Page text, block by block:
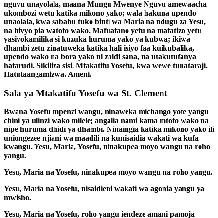
nguvu unayolala, maana Mungu Mwenye Nguvu amewaacha
ukombozi wetu katika mikono yako; wala hakuna upendo
unaolala, kwa sababu tuko binti wa Maria na ndugu za Yesu,
na hivyo pia watoto wako. Mafuatano yetu na matatizo yetu
yasiyokamilika si kuzuka huruma yako ya kubwa; ikiwa
dhambi zetu zinatuweka katika hali isiyo faa kuikubalika,
upendo wako na bora yako ni zaidi sana, na utakutufanya
hatarudi. Sikiliza sisi, Mtakatifu Yosefu, kwa wewe tunataraji.
Hatutaangamizwa. Ameni.
Sala ya Mtakatifu Yosefu wa St. Clement
Bwana Yosefu mpenzi wangu, ninaweka michango yote yangu
chini ya ulinzi wako milele; angalia nami kama mtoto wako na
nipe huruma dhidi ya dhambi. Ninaingia katika mikono yako ili
uniongezee njiani wa maadili na kunisaidia wakati wa kufa
kwangu. Yesu, Maria, Yosefu, ninakupea moyo wangu na roho
yangu.
Yesu, Maria na Yosefu, ninakupea moyo wangu na roho yangu.
Yesu, Maria na Yosefu, nisaidieni wakati wa agonia yangu ya
mwisho.
Yesu, Maria na Yosefu, roho yangu iendeze amani pamoja